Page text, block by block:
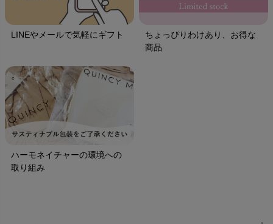
LINEやメールで気軽にギフト
ちょっぴりわけあり、お得な
商品
ハーモネイチャーの環境への
取り組み